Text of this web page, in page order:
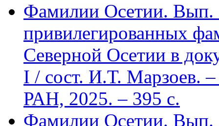
Фамилии Осетии. Вып.
привилегированных
Северной Осетии в
I / сост. И.Т. Марзоев.
РАН, 2025. – 395 с.
Фамилии Осетии. Вып.